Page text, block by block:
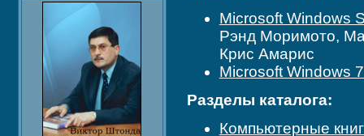
Microsoft Windows
Рэнд Моримото,
Крис Амарис
Microsoft Windows
Разделы каталога:
Компьютерные